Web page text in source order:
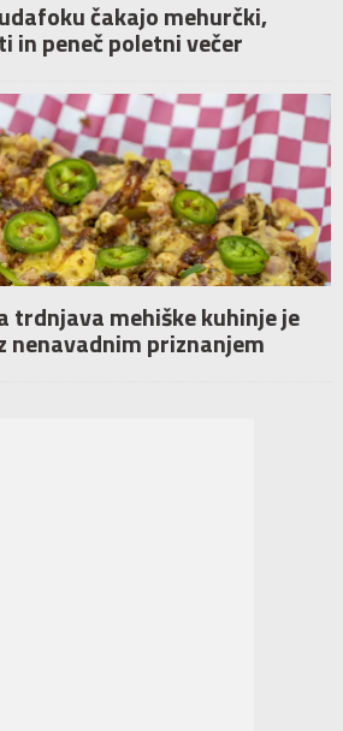
čakajo mehurčki,
in peneč poletni večer
trdnjava mehiške kuhinje je
nenavadnim priznanjem